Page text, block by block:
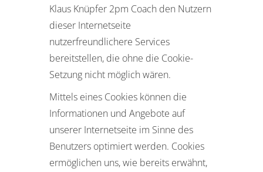
Klaus Knüpfer 2pm Coach den Nutzern
dieser Internetseite
nutzerfreundlichere Services
bereitstellen, die ohne die Cookie-
Setzung nicht möglich wären.
Mittels eines Cookies können die
Informationen und Angebote auf
unserer Internetseite im Sinne des
Benutzers optimiert werden. Cookies
ermöglichen uns, wie bereits erwähnt,